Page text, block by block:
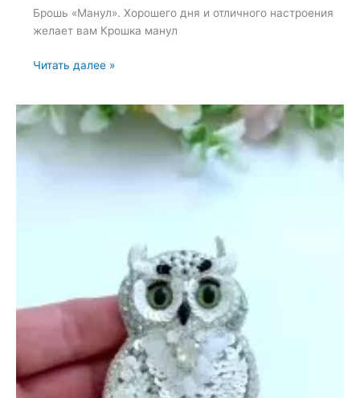
Брошь «Манул». Хорошего дня и отличного настроения
желает вам Крошка манул
Брошь
Читать далее »